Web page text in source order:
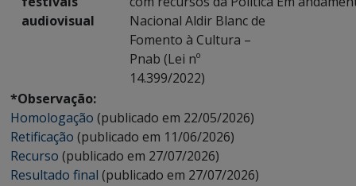
audiovisual
Nacional Aldir Blanc de
Fomento à Cultura –
Pnab (Lei nº
14.399/2022)
*Observação:
Homologação (publicado em 22/05/2026)
Retificação (publicado em 11/06/2026)
Recurso (publicado em 27/07/2026)
Resultado final (publicado em 27/07/2026)